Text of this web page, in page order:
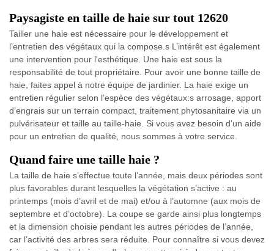
Paysagiste en taille de haie sur tout 12620
Tailler une haie est nécessaire pour le développement et
l’entretien des végétaux qui la compose.s L’intérêt est également
une intervention pour l'esthétique. Une haie est sous la
responsabilité de tout propriétaire. Pour avoir une bonne taille de
haie, faites appel à notre équipe de jardinier. La haie exige un
entretien régulier selon l’espèce des végétaux:s arrosage, apport
d’engrais sur un terrain compact, traitement phytosanitaire via un
pulvérisateur et taille au taille-haie. Si vous avez besoin d'un aide
pour un entretien de qualité, nous sommes à votre service.
Quand faire une taille haie ?
La taille de haie s’effectue toute l’année, mais deux périodes sont
plus favorables durant lesquelles la végétation s’active : au
printemps (mois d’avril et de mai) et/ou à l’automne (aux mois de
septembre et d’octobre). La coupe se garde ainsi plus longtemps
et la dimension choisie pendant les autres périodes de l’année,
car l’activité des arbres sera réduite. Pour connaître si vous devez